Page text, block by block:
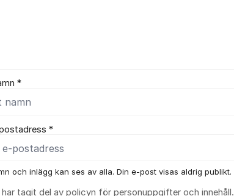
*
*
och inlägg kan ses av alla. Din e-post visas aldrig publikt.
tagit del av policyn för personuppgifter och innehåll.